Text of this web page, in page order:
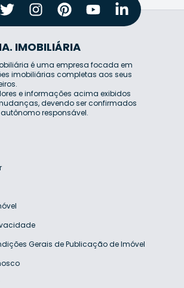
IMOBILIÁRIA
é uma empresa focada em
imobiliárias completas aos seus
e informações acima exibidos
devendo ser confirmados
responsável.
Gerais de Publicação de Imóvel